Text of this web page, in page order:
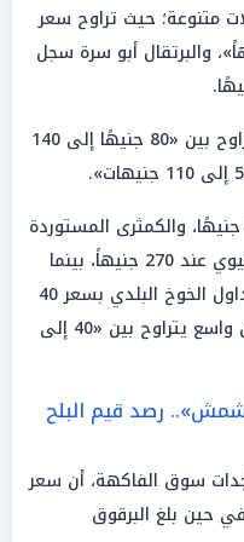
متنوعة؛ حيث تراوح سعر
بين «50 إلى 140 جنيهاً»، والبرتقال أبو سرة سجل
وأكد التجار أن سعر التفاح الأصفر تراوح بين «80 جنيهًا إلى 140
وبلغت الكمثرى البلدية مستوى 150 جنيهًا، والكمثرى المستوردة
سجلت 270 جنيهاً، وتطابق معها الكيوي عند 270 جنيهاً، بينما
استقر الأفوكادو عند 250 جنيهًا، وتداول الخوخ البلدي بسعر 40
جنيهًا، وتأرجح سعر البطيخ في نطاق واسع يتراوح بين «40 إلى
رصد قيم البلح
سوق الفاكهة، أن سعر
«120 جنيهًا»، في حين بلغ البرقوق